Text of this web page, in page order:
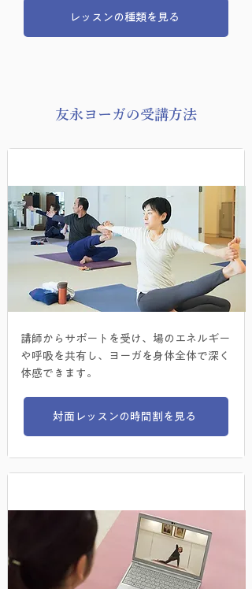
レッスンの種類を見る
友永ヨーガの受講方法
講師からサポートを受け、場のエネルギー
や呼吸を共有し、ヨーガを身体全体で深く
体感できます。​
対面レッスンの時間割を見る